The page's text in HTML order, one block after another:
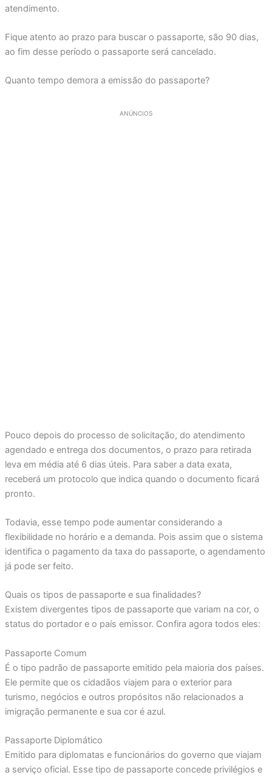
atendimento.
Fique atento ao prazo para buscar o passaporte, são 90 dias,
ao fim desse período o passaporte será cancelado.
Quanto tempo demora a emissão do passaporte?
ANÚNCIOS
Pouco depois do processo de solicitação, do atendimento
agendado e entrega dos documentos, o prazo para retirada
leva em média até 6 dias úteis. Para saber a data exata,
receberá um protocolo que indica quando o documento ficará
pronto.
Todavia, esse tempo pode aumentar considerando a
flexibilidade no horário e a demanda. Pois assim que o sistema
identifica o pagamento da taxa do passaporte, o agendamento
já pode ser feito.
Quais os tipos de passaporte e sua finalidades?
Existem divergentes tipos de passaporte que variam na cor, o
status do portador e o país emissor. Confira agora todos eles:
Passaporte Comum
É o tipo padrão de passaporte emitido pela maioria dos países.
Ele permite que os cidadãos viajem para o exterior para
turismo, negócios e outros propósitos não relacionados a
imigração permanente e sua cor é azul.
Passaporte Diplomático
Emitido para diplomatas e funcionários do governo que viajam
a serviço oficial. Esse tipo de passaporte concede privilégios e